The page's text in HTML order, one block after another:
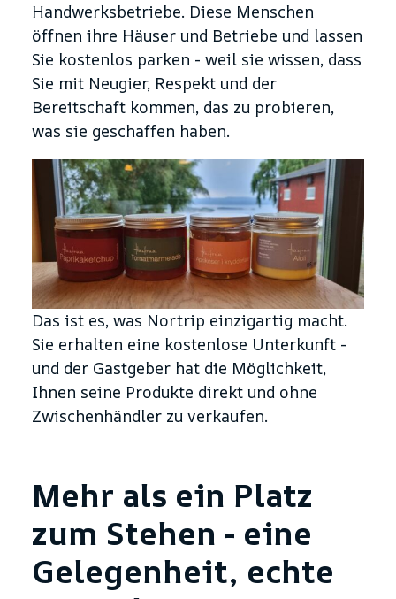
Handwerksbetriebe. Diese Menschen
öffnen ihre Häuser und Betriebe und lassen
Sie kostenlos parken - weil sie wissen, dass
Sie mit Neugier, Respekt und der
Bereitschaft kommen, das zu probieren,
was sie geschaffen haben.
Das ist es, was Nortrip einzigartig macht.
Sie erhalten eine kostenlose Unterkunft -
und der Gastgeber hat die Möglichkeit,
Ihnen seine Produkte direkt und ohne
Zwischenhändler zu verkaufen.
Mehr als ein Platz
zum Stehen - eine
Gelegenheit, echte